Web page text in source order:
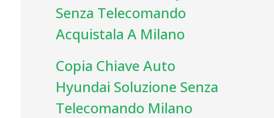
Senza Telecomando
Acquistala A Milano
Copia Chiave Auto
Hyundai Soluzione Senza
Telecomando Milano